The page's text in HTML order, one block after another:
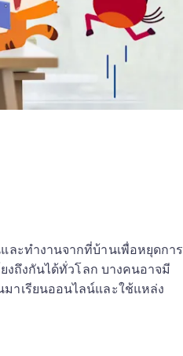
ละทำงานจากที่บ้านเพื่อหยุดการ
งถึงกันได้ทั่วโลก บางคนอาจมี
าเรียนออนไลน์และใช้แหล่ง